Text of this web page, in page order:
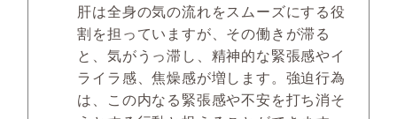
肝は全身の気の流れをスムーズにする役
割を担っていますが、その働きが滞る
と、気がうっ滞し、精神的な緊張感やイ
ライラ感、焦燥感が増します。強迫行為
は、この内なる緊張感や不安を打ち消そ